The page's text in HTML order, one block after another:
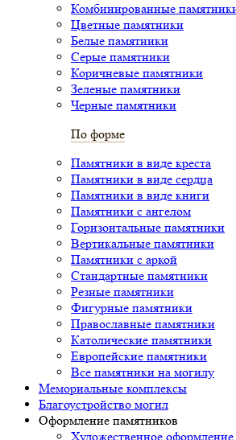
Комбинированные
Цветные памятники
Белые памятники
Серые памятники
Коричневые памятники
Зеленые памятники
Черные памятники
По форме
Памятники в виде креста
Памятники в виде сердца
Памятники в виде книги
Памятники с ангелом
Горизонтальные памятники
Вертикальные памятники
Памятники с аркой
Стандартные памятники
Резные памятники
Фигурные памятники
Православные памятники
Католические памятники
Европейские памятники
Все памятники на могилу
Мемориальные комплексы
Благоустройство могил
Оформление памятников
Художественное